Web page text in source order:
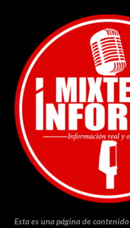
Ir al
Esta es una página de